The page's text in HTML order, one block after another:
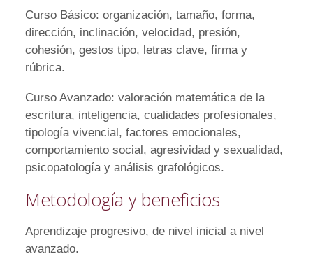
Curso Básico: organización, tamaño, forma,
dirección, inclinación, velocidad, presión,
cohesión, gestos tipo, letras clave, firma y
rúbrica.
Curso Avanzado: valoración matemática de la
escritura, inteligencia, cualidades profesionales,
tipología vivencial, factores emocionales,
comportamiento social, agresividad y sexualidad,
psicopatología y análisis grafológicos.
Metodología y beneficios
Aprendizaje progresivo, de nivel inicial a nivel
avanzado.